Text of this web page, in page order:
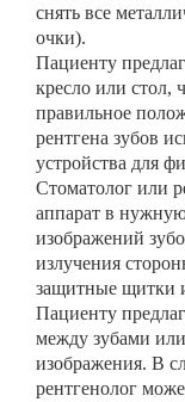
снять все
очки).
Пациенту
кресло или стол,
правильное
рентгена зубов
устройства для
Стоматолог или
аппарат в
изображений
излучения
защитные щитки
Пациенту
между зубами
изображения. В
рентгенолог